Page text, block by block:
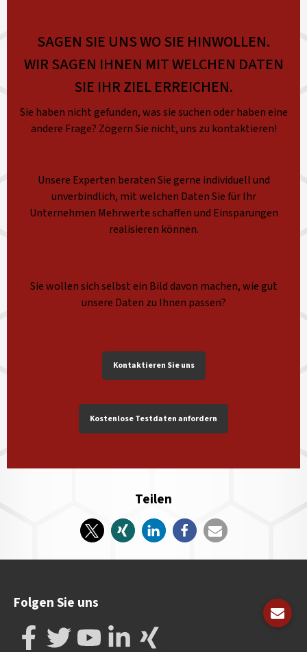
SAGEN SIE UNS WO SIE HINWOLLEN.
WIR SAGEN IHNEN MIT WELCHEN DATEN
SIE IHR ZIEL ERREICHEN.
Sie haben nicht gefunden, was sie suchen oder haben eine
andere Frage? Zögern Sie nicht, uns zu kontaktieren!
Unsere Experten beraten Sie gerne individuell und
unverbindlich, mit welchen Daten Sie für Ihr
Unternehmen Mehrwerte schaffen und Einsparungen
realisieren können.
Sie wollen sich selbst ein Bild davon machen, wie gut
unsere Daten zu Ihnen passen?
Kontaktieren Sie uns
Kostenlose Testdaten anfordern
Teilen
Folgen Sie uns